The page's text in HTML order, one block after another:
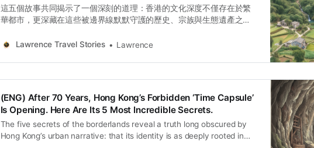
這五個故事共同揭示了一個深刻的道理：香港的文化深度不僅存在於繁
華都市，更深藏在這些被邊界線默默守護的歷史、宗族與生態遺產之
Lawrence Travel Stories
Lawrence
(ENG) After 70 Years, Hong Kong’s Forbidden ‘Time Capsule’
Is Opening. Here Are Its 5 Most Incredible Secrets.
The five secrets of the borderlands reveal a truth long obscured by
Hong Kong’s urban narrative: that its identity is as deeply rooted in